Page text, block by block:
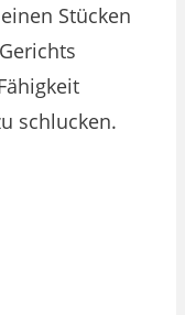
Stücken
schlucken.